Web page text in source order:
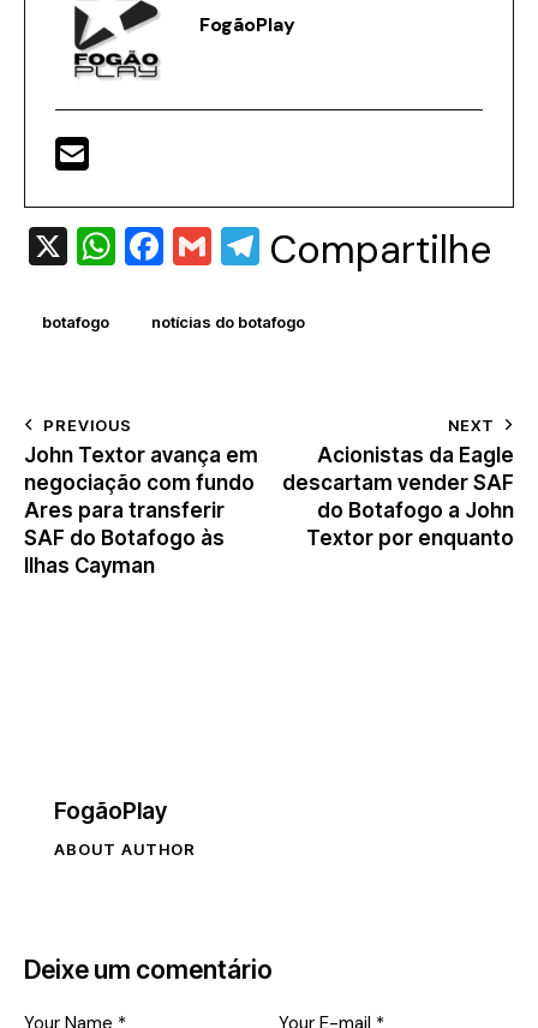
FogãoPlay
X W
p
p
F
c
o
o
k
G
ai
T
e
Compartilhe
botafogo notícias do botafogo
PREVIOUS
John Textor avança em
negociação com fundo
Ares para transferir
SAF do Botafogo às
Ilhas Cayman
NEXT
Acionistas da Eagle
descartam vender SAF
do Botafogo a John
Textor por enquanto
FogãoPlay
ABOUT AUTHOR
Deixe um comentário